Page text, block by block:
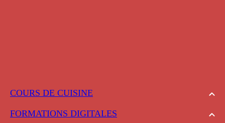
COURS DE CUISINE
FORMATIONS DIGITALES